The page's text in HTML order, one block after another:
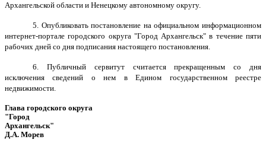
Архангельской области и Ненецкому автономному округу.
5. Опубликовать постановление на официальном информационном
интернет-портале городского округа "Город Архангельск" в течение пяти
рабочих дней со дня подписания настоящего постановления.
6. Публичный сервитут считается прекращенным со дня
исключения сведений о нем в Едином государственном реестре
недвижимости.
Глава городского округа
"Город
Архангельск"
Д.А. Морев